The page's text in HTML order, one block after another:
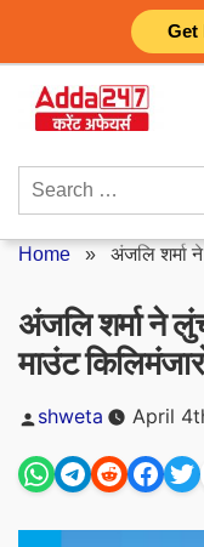
Get
content
Search
Home » अंजलि शर्मा
अंजलि शर्मा ने
माउंट
Posted
by
shweta April